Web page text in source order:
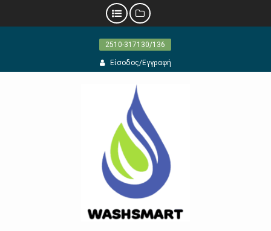
2510-317130/136
Είσοδος/Εγγραφή